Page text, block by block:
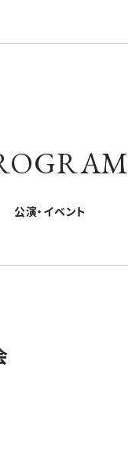
公演・イベント